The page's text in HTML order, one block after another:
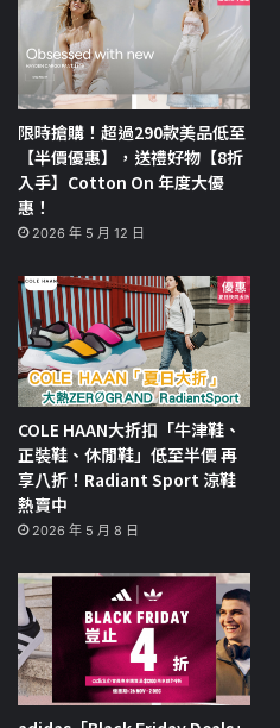
限時搶購！超過290款美品低至
【半價優惠】，送禮好物【8折
入手】Cotton On 年度大優
惠！
2026 年 5 月 12 日
COLE HAAN大折扣「牛津鞋、
正裝鞋、休閒鞋」低至半價 再
享八折！Radiant Sport 涼鞋
熱賣中
2026 年 5 月 8 日